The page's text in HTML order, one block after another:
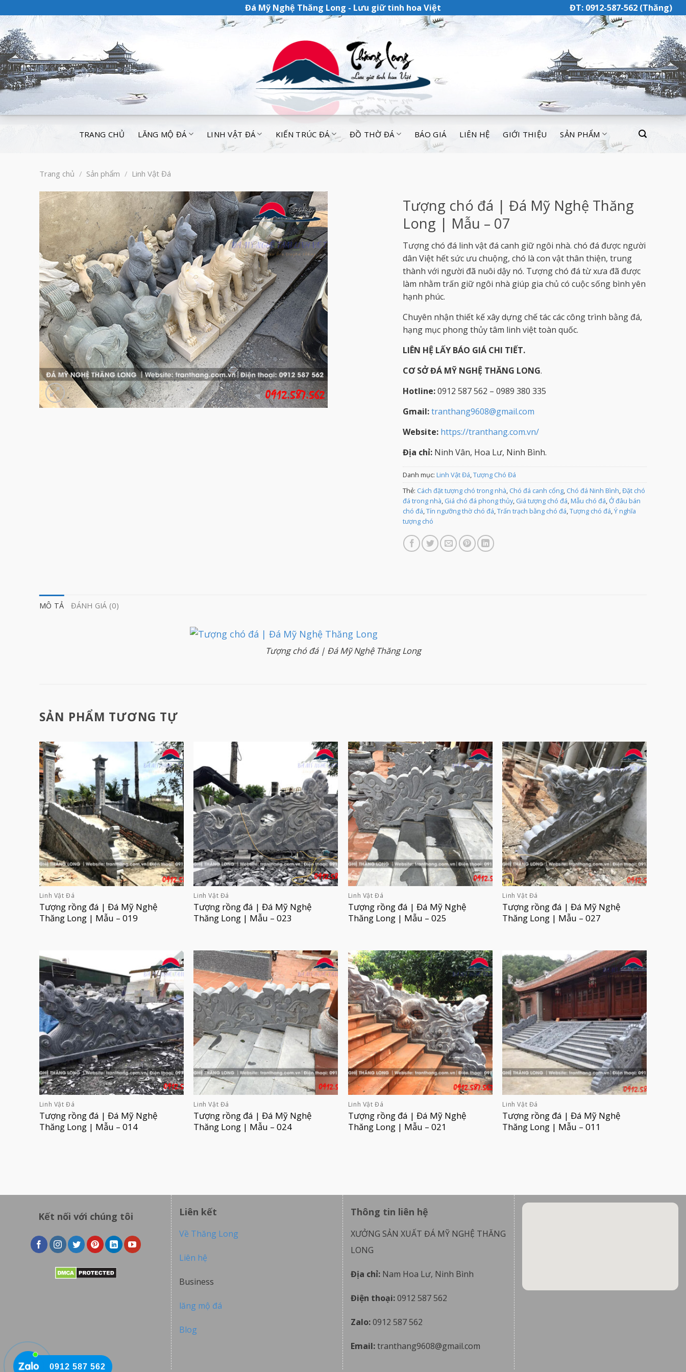
Đá Mỹ Nghệ Thăng Long - Lưu giữ tinh hoa Việt ĐT: 0912-587-562 (Thăng)
TRANG CHỦ LĂNG MỘ ĐÁ LINH VẬT ĐÁ KIẾN TRÚC ĐÁ ĐỒ THỜ ĐÁ BÁO GIÁ LIÊN HỆ GIỚI THIỆU SẢN PHẨM
Trang chủ / Sản phẩm / Linh Vật Đá
Tượng chó đá | Đá Mỹ Nghệ Thăng
Long | Mẫu – 07
Tượng chó đá linh vật đá canh giữ ngôi nhà. chó đá được người
dân Việt hết sức ưu chuộng, chó là con vật thân thiện, trung
thành với người đã nuôi dậy nó. Tượng chó đá từ xưa đã được
làm nhằm trấn giữ ngôi nhà giúp gia chủ có cuộc sống bình yên
hạnh phúc.
Chuyên nhận thiết kế xây dựng chế tác các công trình bằng đá,
hạng mục phong thủy tâm linh việt toàn quốc.
LIÊN HỆ LẤY BÁO GIÁ CHI TIẾT.
CƠ SỞ ĐÁ MỸ NGHỆ THĂNG LONG.
Hotline:0912 587 562 – 0989 380 335
Gmail:tranthang9608@gmail.com
Website: https://tranthang.com.vn/
Địa chỉ:Ninh Vân, Hoa Lư, Ninh Bình.
Danh mục: Linh Vật Đá Tượng Chó Đá
Thẻ: Cách đặt tượng chó trong nhà Chó đá canh cổng, Chó đá Ninh Bình Đặt chó
đá trong nhà Giá chó đá phong thủy, Giá tượng chó đá Mẫu chó đá Ở đâu bán
chó đá Tín ngưỡng thờ chó đá Trấn trạch bằng chó đá Tượng chó đá Ý nghĩa
tượng chó
MÔ TẢ ĐÁNH GIÁ (0)
Tượng chó đá | Đá Mỹ Nghệ Thăng Long
SẢN PHẨM TƯƠNG TỰ
Linh Vật Đá
Tượng rồng đá | Đá Mỹ Nghệ
Thăng Long | Mẫu – 019
Linh Vật Đá
Tượng rồng đá | Đá Mỹ Nghệ
Thăng Long | Mẫu – 023
Linh Vật Đá
Tượng rồng đá | Đá Mỹ Nghệ
Thăng Long | Mẫu – 025
Linh Vật Đá
Tượng rồng đá | Đá Mỹ Nghệ
Thăng Long | Mẫu – 027
Linh Vật Đá
Tượng rồng đá | Đá Mỹ Nghệ
Thăng Long | Mẫu – 014
Linh Vật Đá
Tượng rồng đá | Đá Mỹ Nghệ
Thăng Long | Mẫu – 024
Linh Vật Đá
Tượng rồng đá | Đá Mỹ Nghệ
Thăng Long | Mẫu – 021
Linh Vật Đá
Tượng rồng đá | Đá Mỹ Nghệ
Thăng Long | Mẫu – 011
Kết nối với chúng tôi Liên kết
Về Thăng Long
Liên hệ
Business
lăng mộ đá
Blog
Thông tin liên hệ
XƯỞNG SẢN XUẤT ĐÁ MỸ NGHỆ THĂNG
LONG
Địa chỉ: Nam Hoa Lư, Ninh Bình
Điện thoại:0912 587 562
Zalo:0912 587 562
Email:tranthang9608@gmail.com
0912 587 562